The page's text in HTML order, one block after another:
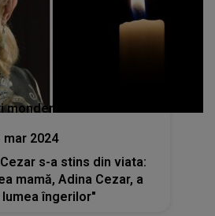
mondene
mar 2024
s-a stins din viata:
mamă, Adina Cezar, a
îngerilor"